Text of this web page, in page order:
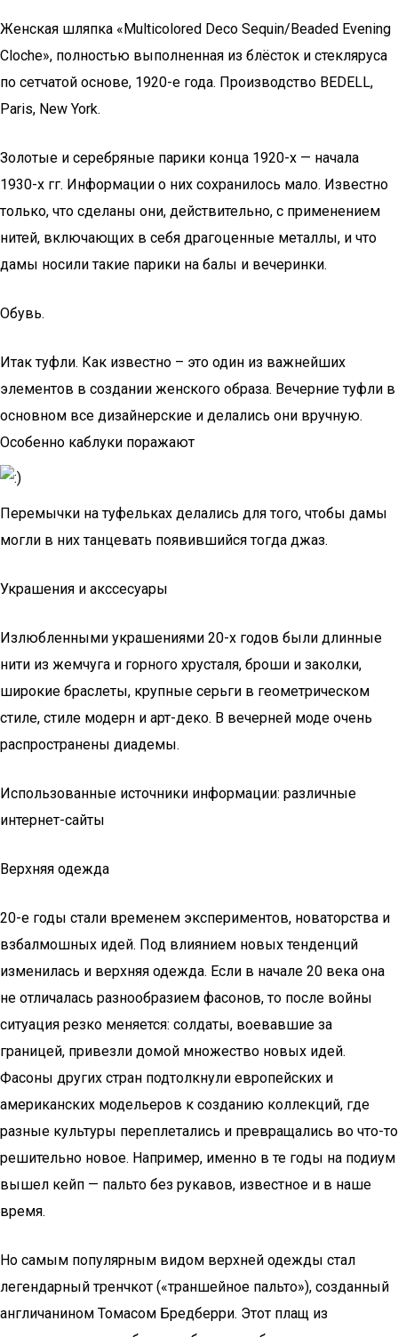
Женская шляпка «Multicolored Deco Sequin/Beaded Evening
Cloche», полностью выполненная из блёсток и стекляруса
по сетчатой основе, 1920-е года. Производство BEDELL,
Paris, New York.
Золотые и серебряные парики конца 1920-х — начала
1930-х гг. Информации о них сохранилось мало. Известно
только, что сделаны они, действительно, с применением
нитей, включающих в себя драгоценные металлы, и что
дамы носили такие парики на балы и вечеринки.
Обувь.
Итак туфли. Как известно – это один из важнейших
элементов в создании женского образа. Вечерние туфли в
основном все дизайнерские и делались они вручную.
Особенно каблуки поражают
Перемычки на туфельках делались для того, чтобы дамы
могли в них танцевать появившийся тогда джаз.
Украшения и акссесуары
Излюбленными украшениями 20-x годов были длинные
нити из жемчуга и горного хрусталя, броши и заколки,
широкие браслеты, крупные серьги в геометрическом
стиле, стиле модерн и арт-деко. В вечерней моде очень
распространены диадемы.
Использованные источники информации: различные
интернет-сайты
Верхняя одежда
20-е годы стали временем экспериментов, новаторства и
взбалмошных идей. Под влиянием новых тенденций
изменилась и верхняя одежда. Если в начале 20 века она
не отличалась разнообразием фасонов, то после войны
ситуация резко меняется: солдаты, воевавшие за
границей, привезли домой множество новых идей.
Фасоны других стран подтолкнули европейских и
американских модельеров к созданию коллекций, где
разные культуры переплетались и превращались во что-то
решительно новое. Например, именно в те годы на подиум
вышел кейп — пальто без рукавов, известное и в наше
время.
Но самым популярным видом верхней одежды стал
легендарный тренчкот («траншейное пальто»), созданный
англичанином Томасом Бредберри. Этот плащ из